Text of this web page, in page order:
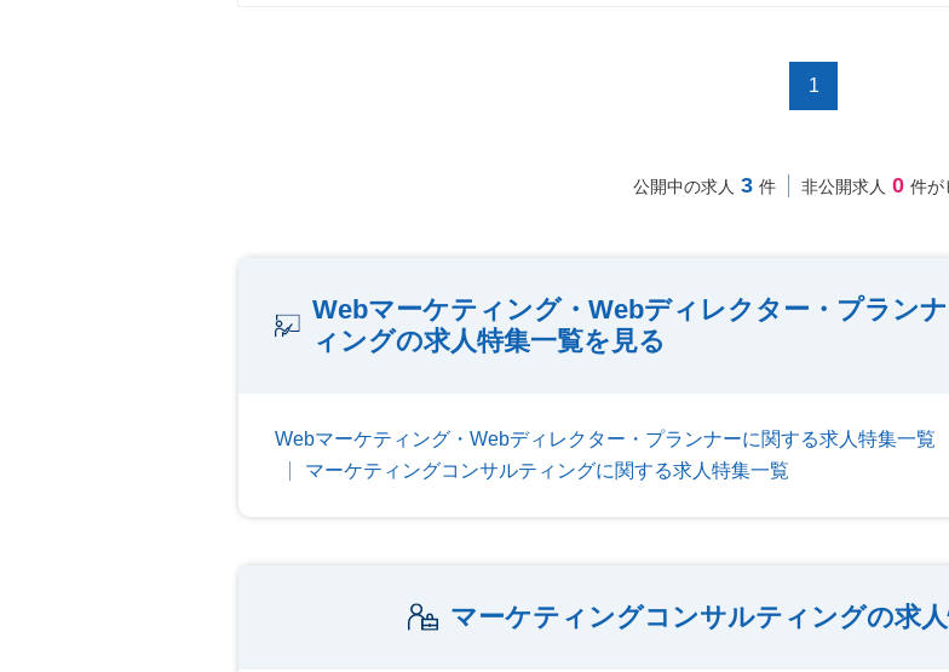
1
公開中の求人 3 件 非公開求人 0 件が
Webマーケティング・Webディレクター・プラン
ィングの求人特集一覧を見る
Webマーケティング・Webディレクター・プランナーに関する求人特集一覧
マーケティングコンサルティングに関する求人特集一覧
マーケティングコンサルティングの求